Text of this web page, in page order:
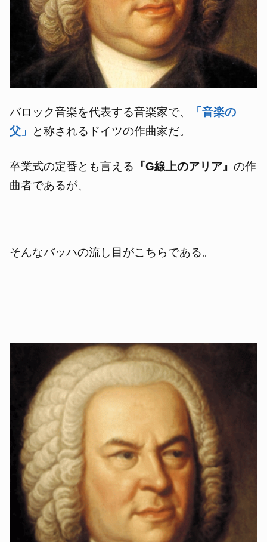
バロック音楽を代表する音楽家で、
「音楽の
父」
と称されるドイツの作曲家だ。
卒業式の定番とも言える 『G線上のアリア』の作
曲者であるが、
そんなバッハの流し目がこちらである。